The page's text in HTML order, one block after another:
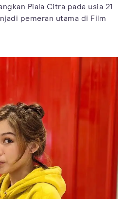
Piala Citra pada usia 21
pemeran utama di Film